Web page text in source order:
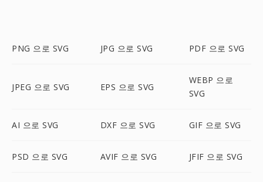
PNG 으로 SVG JPG 으로 SVG PDF 으로 SVG
JPEG 으로 SVG EPS 으로 SVG
WEBP 으로
SVG
AI 으로 SVG DXF 으로 SVG GIF 으로 SVG
PSD 으로 SVG AVIF 으로 SVG JFIF 으로 SVG